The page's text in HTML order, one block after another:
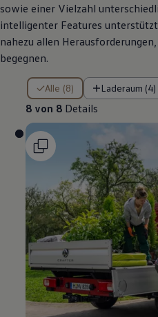
sowie einer Vielzahl
intelligenter Features
nahezu allen
begegnen.
Alle (8) Laderaum (4)
8 von 8 Details
8 von 8 Details